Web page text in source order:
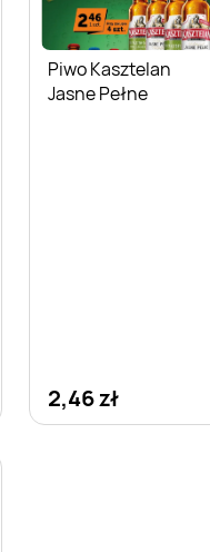
Piwo Kasztelan
Jasne Pełne
2,46 zł